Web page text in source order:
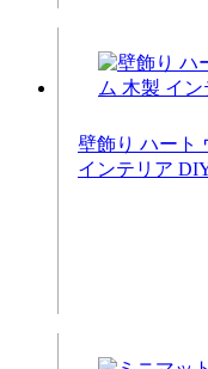
壁飾り ハート
インテリア